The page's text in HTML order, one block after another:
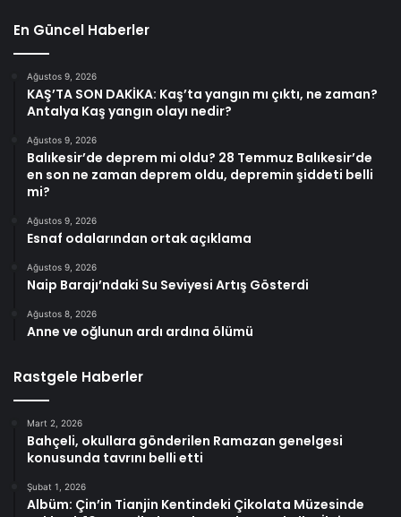
En Güncel Haberler
Ağustos 9, 2026
KAŞ’TA SON DAKİKA: Kaş’ta yangın mı çıktı, ne zaman?
Antalya Kaş yangın olayı nedir?
Ağustos 9, 2026
Balıkesir’de deprem mi oldu? 28 Temmuz Balıkesir’de
en son ne zaman deprem oldu, depremin şiddeti belli
mi?
Ağustos 9, 2026
Esnaf odalarından ortak açıklama
Ağustos 9, 2026
Naip Barajı’ndaki Su Seviyesi Artış Gösterdi
Ağustos 8, 2026
Anne ve oğlunun ardı ardına ölümü
Rastgele Haberler
Mart 2, 2026
Bahçeli, okullara gönderilen Ramazan genelgesi
konusunda tavrını belli etti
Şubat 1, 2026
Albüm: Çin’in Tianjin Kentindeki Çikolata Müzesinde